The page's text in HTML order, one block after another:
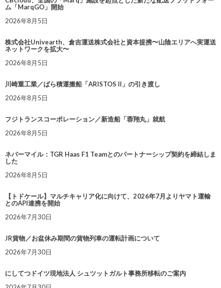
ム「MarqGO」開始
2026年8月5日
株式会社Univearth、倉吉運送株式会社と資本提携〜山陰エリアへ実運送
ネットワークを拡大〜
2026年8月5日
川崎重工業／ばら積運搬船「ARISTOS II」の引き渡し
2026年8月5日
フジトランスコーポレーション／新造船「蓉翔丸」就航
2026年8月5日
ネバーマイル：TGR Haas F1 Teamとのパートナーシップ契約を締結しま
した
2026年8月5日
【トドケール】マルチキャリア化に向けて、2026年7月よりヤマト運輸
とのAPI連携を開始
2026年7月30日
JR貨物／お盆休み期間の貨物列車の運転計画について
2026年7月30日
にしてつドイツ現地法人 シュツットガルト事務所移転のご案内